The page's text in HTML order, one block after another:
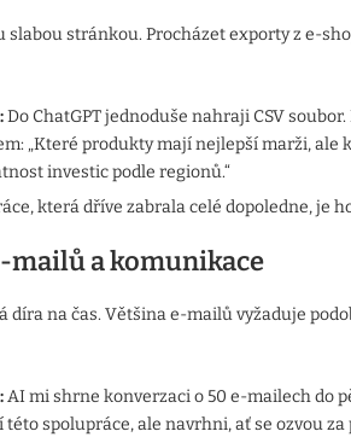
slabou stránkou. Procházet exporty z e-
Do ChatGPT jednoduše nahraji CSV
„Které produkty mají nejlepší marži, ale
investic podle regionů.“
která dříve zabrala celé dopoledne, je
mailů a komunikace
díra na čas. Většina e-mailů vyžaduje
AI mi shrne konverzaci o 50 e-mailech do
spolupráce, ale navrhni, ať se ozvou